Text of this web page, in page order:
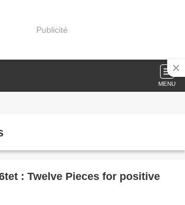
Publicité
MENU
: Twelve Pieces for positive